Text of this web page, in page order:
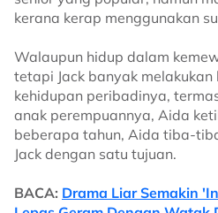
kerana kerap menggunakan
Walaupun hidup dalam
tetapi Jack banyak
kehidupan peribadinya,
anak perempuannya, Aida
beberapa tahun, Aida tiba-
Jack dengan satu tujuan.
BACA: Drama Liar Semakin